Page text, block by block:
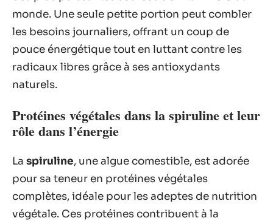
monde. Une seule petite portion peut combler
les besoins journaliers, offrant un coup de
pouce énergétique tout en luttant contre les
radicaux libres grâce à ses antioxydants
naturels.
Protéines végétales dans la spiruline et leur
rôle dans l’énergie
La spiruline, une algue comestible, est adorée
pour sa teneur en protéines végétales
complètes, idéale pour les adeptes de nutrition
végétale. Ces protéines contribuent à la